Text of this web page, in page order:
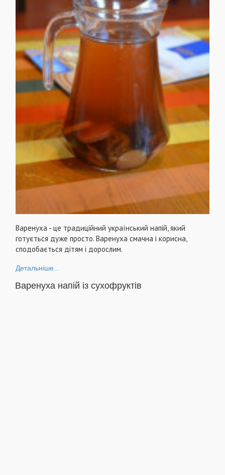
Варенуха - це традиційний український напій, який
готується дуже просто. Варенуха смачна і корисна,
сподобається дітям і дорослим.
Детальніше...
Варенуха напій із сухофруктів